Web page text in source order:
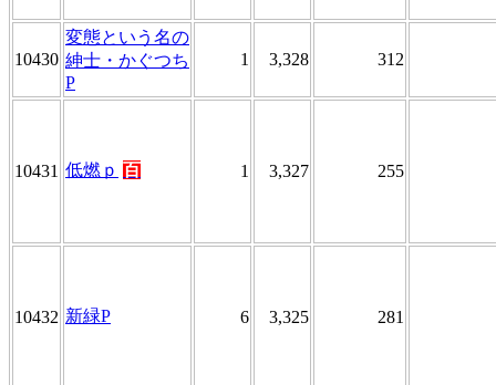
10430
変態という名の
紳士・かぐつち
P
1 3,328 312
10431 低燃ｐ 百 1 3,327 255
10432 新緑P 6 3,325 281